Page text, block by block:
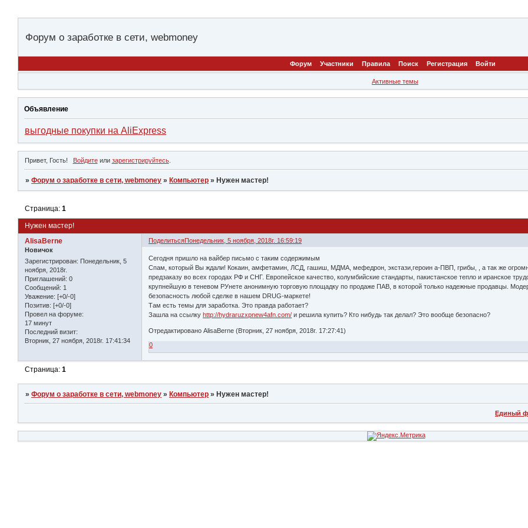
Форум о заработке в сети, webmoney
Форум Участники Правила Поиск Регистрация Войти
Активные темы
Объявление
выгодные покупки на AliExpress
Привет, Гость! Войдитеили зарегистрируйтесь.
»Форум о заработке в сети, webmoney » Компьютер » Нужен мастер!
Нужен мастер!
Страница:1
ПоделитьсяПонедельник, 5 ноября, 2018г. 16:59:19
AlisaBerne
Новичок
Зарегистрирован: Понедельник, 5
ноября, 2018г.
Приглашений: 0
Сообщений: 1
Уважение: [+0/-0]
Позитив: [+0/-0]
Провел на форуме:
17 минут
Последний визит:
Вторник, 27 ноября, 2018г. 17:41:34
Сегодня пришло на вайбер письмо с таким содержимым
Спам, который Вы ждали! Кокаин, амфетамин, ЛСД, гашиш, МДМА, мефедрон, экстази,героин а-ПВП, грибы, , а так же
предзаказу во всех городах РФ и СНГ. Европейское качество, колумбийские стандарты, пакистанское тепло и иранское
крупнейшую в теневом РУнете анонимную торговую площадку по продаже ПАВ, в которой только надежные продавцы.
безопасность любой сделке в нашем DRUG-маркете!
Там есть темы для заработка. Это правда работает?
Зашла на ссылкуhttp://hydraruzxpnew4afn.com/ и решила купить? Кто нибудь так делал? Это вообще безопасно?
Отредактировано AlisaBerne (Вторник, 27 ноября, 2018г. 17:27:41)
0
Страница:1
»Форум о заработке в сети, webmoney » Компьютер » Нужен мастер!
Единый